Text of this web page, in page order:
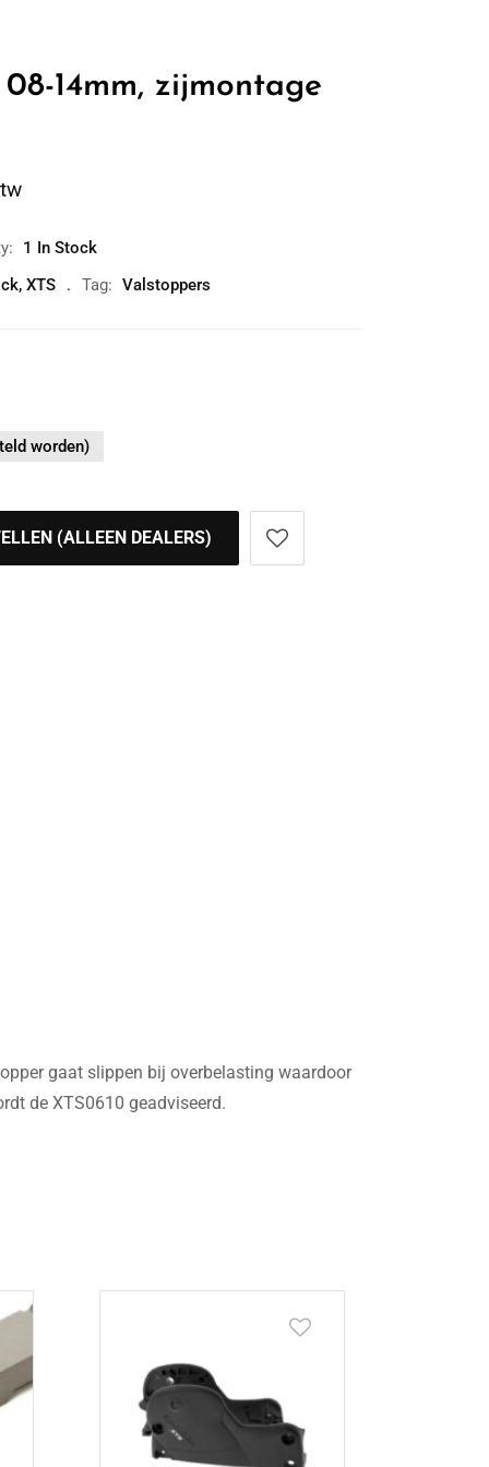
14mm, zijmontage
1 In Stock
, XTS Tag: Valstoppers
worden)
(ALLEEN DEALERS)
gaat slippen bij overbelasting waardoor
de XTS0610 geadviseerd.